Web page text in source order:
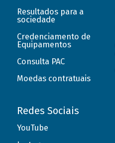
Resultados para a
sociedade
Credenciamento de
Equipamentos
Consulta PAC
Moedas contratuais
Redes Sociais
YouTube